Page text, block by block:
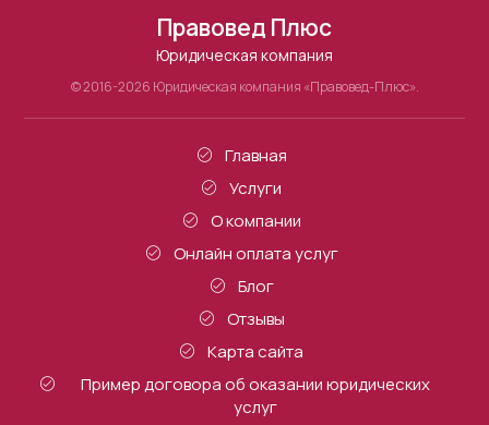
Правовед Плюс
Юридическая компания
© 2016-2026 Юридическая компания «Правовед-Плюс».
Главная
Услуги
О компании
Онлайн оплата услуг
Блог
Отзывы
Карта сайта
Пример договора об оказании юридических
услуг